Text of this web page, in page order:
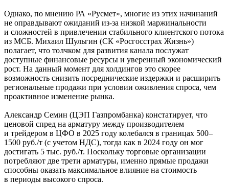
Однако, по мнению РА «Русмет», многие из этих начинаний
не оправдывают ожиданий из-за низкой маржинальности
и сложностей в привлечении стабильного клиентского потока
из МСБ. Михаил Шульгин (СК «Росгосстрах Жизнь»)
полагает, что толчком для развития канала послужат
доступные финансовые ресурсы и уверенный экономический
рост. На данный момент для холдингов это скорее
возможность снизить посреднические издержки и расширить
региональные продажи при условии оживления спроса, чем
проактивное изменение рынка.
Александр Семин (ЦЭП Газпромбанка) констатирует, что
ценовой спред на арматуру между производителем
и трейдером в ЦФО в 2025 году колебался в границах 500–
1500 руб./т (с учетом НДС), тогда как в 2024 году он мог
достигать 5 тыс. руб./т. Поскольку торговые организации
потребляют две трети арматуры, именно прямые продажи
способны оказать максимальное влияние на стоимость
в периоды высокого спроса.